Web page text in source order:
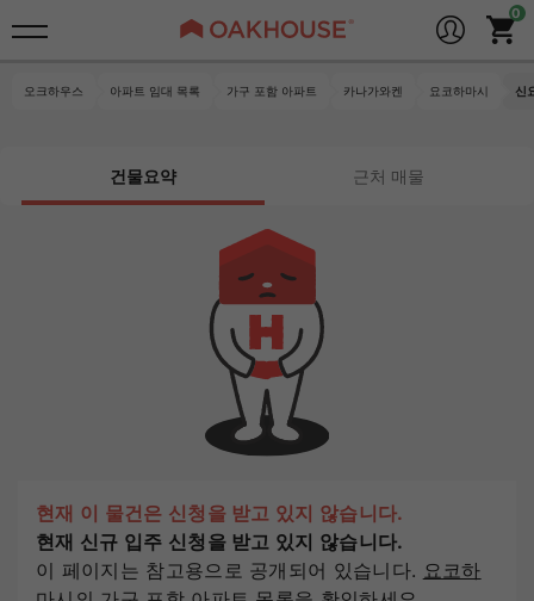
오크하우스 아파트 임대 목록 가구 포함 아파트 카나가와켄 요코하마시 신
건물요약 근처 매물
현재 이 물건은 신청을 받고 있지 않습니다.
현재 신규 입주 신청을 받고 있지 않습니다.
이 페이지는 참고용으로 공개되어 있습니다. 요코하